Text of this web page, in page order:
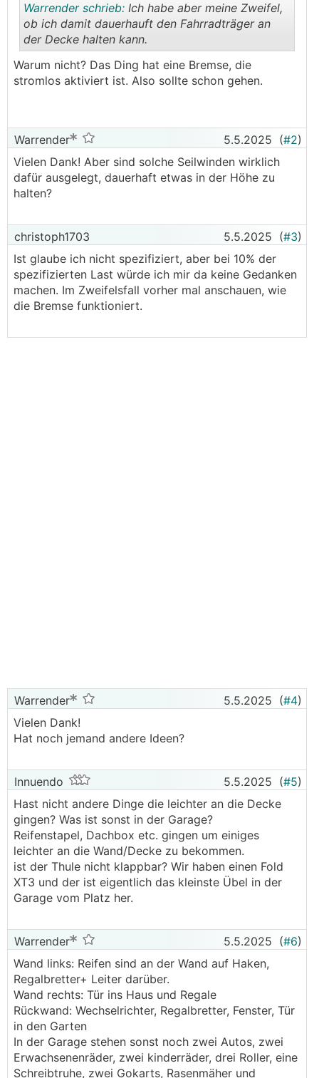
..
Warrender schrieb: Ich habe aber meine Zweifel,
ob ich damit dauerhauft den Fahrradträger an
der Decke halten kann.
Warum nicht? Das Ding hat eine Bremse, die
stromlos aktiviert ist. Also sollte schon gehen.
Warrender 5.5.2025 (#2)
Vielen Dank! Aber sind solche Seilwinden wirklich
dafür ausgelegt, dauerhaft etwas in der Höhe zu
halten?
christoph1703 5.5.2025 (#3)
Ist glaube ich nicht spezifiziert, aber bei 10% der
spezifizierten Last würde ich mir da keine Gedanken
machen. Im Zweifelsfall vorher mal anschauen, wie
die Bremse funktioniert.
Warrender 5.5.2025 (#4)
Vielen Dank!
Hat noch jemand andere Ideen?
Innuendo 5.5.2025 (#5)
Hast nicht andere Dinge die leichter an die Decke
gingen? Was ist sonst in der Garage?
Reifenstapel, Dachbox etc. gingen um einiges
leichter an die Wand/Decke zu bekommen.
ist der Thule nicht klappbar? Wir haben einen Fold
XT3 und der ist eigentlich das kleinste Übel in der
Garage vom Platz her.
Warrender 5.5.2025 (#6)
Wand links: Reifen sind an der Wand auf Haken,
Regalbretter+ Leiter darüber.
Wand rechts: Tür ins Haus und Regale
Rückwand: Wechselrichter, Regalbretter, Fenster, Tür
in den Garten
In der Garage stehen sonst noch zwei Autos, zwei
Erwachsenenräder, zwei kinderräder, drei Roller, eine
Schreibtruhe, zwei Gokarts, Rasenmäher und